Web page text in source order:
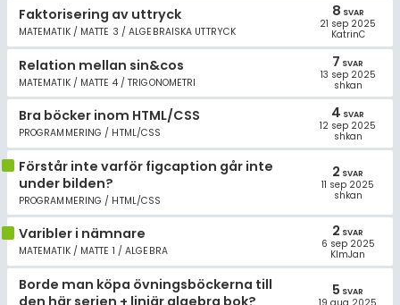
Faktorisering av uttryck
MATEMATIK / MATTE 3 / ALGEBRAISKA UTTRYCK
8 SVAR
21 sep 2025
KatrinC
Relation mellan sin&cos
MATEMATIK / MATTE 4 / TRIGONOMETRI
7 SVAR
13 sep 2025
shkan
Bra böcker inom HTML/CSS
PROGRAMMERING / HTML/CSS
4 SVAR
12 sep 2025
shkan
Förstår inte varför figcaption går inte
under bilden?
PROGRAMMERING / HTML/CSS
2 SVAR
11 sep 2025
shkan
Varibler i nämnare
MATEMATIK / MATTE 1 / ALGEBRA
2 SVAR
6 sep 2025
KlmJan
Borde man köpa övningsböckerna till
den här serien + linjär algebra bok?
5 SVAR